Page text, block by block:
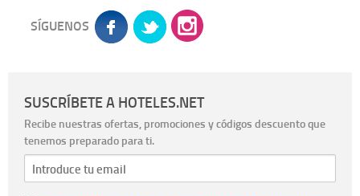
SÍGUENOS
SUSCRÍBETE A HOTELES.NET
Recibe nuestras ofertas, promociones y códigos descuento que
tenemos preparado para ti.